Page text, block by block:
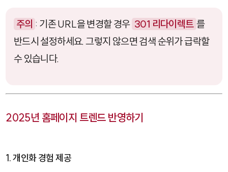
주의 : 기존 URL을 변경할 경우 301 리다이렉트 를
반드시 설정하세요. 그렇지 않으면 검색 순위가 급락할
수 있습니다.
2025년 홈페이지 트렌드 반영하기
1. 개인화 경험 제공